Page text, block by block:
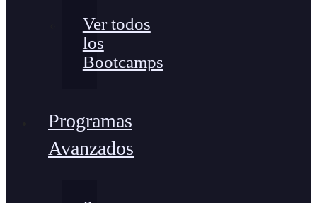
Ver todos
los
Bootcamps
Programas
Avanzados